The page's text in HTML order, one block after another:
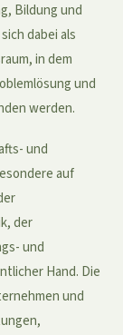
Bildung und
dabei als
in dem
und
werden.
und
auf
der
und
Hand. Die
und